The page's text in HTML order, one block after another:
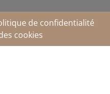
de confidentialité
cookies